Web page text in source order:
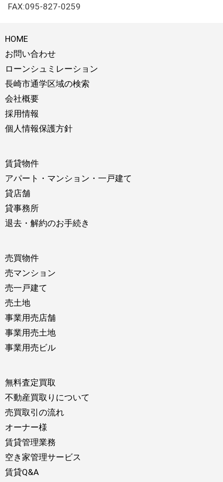
FAX:095-827-0259
HOME
お問い合わせ
ローンシュミレーション
長崎市通学区域の検索
会社概要
採用情報
個人情報保護方針
賃貸物件
アパート・マンション・一戸建て
貸店舗
貸事務所
退去・解約のお手続き
売買物件
売マンション
売一戸建て
売土地
事業用売店舗
事業用売土地
事業用売ビル
無料査定買取
不動産買取りについて
売買取引の流れ
オーナー様
賃貸管理業務
空き家管理サービス
賃貸Q&A